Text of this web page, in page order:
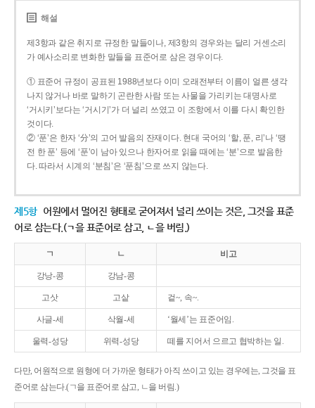
해설
제3항과 같은 취지로 규정한 말들이나, 제3항의 경우와는 달리 거센소리
가 예사소리로 변화한 말들을 표준어로 삼은 경우이다.
① 표준어 규정이 공표된 1988년보다 이미 오래전부터 이름이 얼른 생각
나지 않거나 바로 말하기 곤란한 사람 또는 사물을 가리키는 대명사로
‘거시키’보다는 ‘거시기’가 더 널리 쓰였고 이 조항에서 이를 다시 확인한
것이다.
② ‘푼’은 한자 ‘分’의 고어 발음의 잔재이다. 현대 국어의 ‘할, 푼, 리’나 ‘땡
전 한 푼’ 등에 ‘푼’이 남아 있으나 한자어로 읽을 때에는 ‘분’으로 발음한
다. 따라서 시계의 ‘분침’은 ‘푼침’으로 쓰지 않는다.
제5항 어원에서 멀어진 형태로 굳어져서 널리 쓰이는 것은, 그것을 표준
어로 삼는다.(ㄱ을 표준어로 삼고, ㄴ을 버림.)
ㄱ ㄴ 비고
강낭-콩 강남-콩
고삿 고샅 겉~, 속~.
사글-세 삭월-세 ‘월세’는 표준어임.
울력-성당 위력-성당 떼를 지어서 으르고 협박하는 일.
다만, 어원적으로 원형에 더 가까운 형태가 아직 쓰이고 있는 경우에는, 그것을 표
준어로 삼는다.(ㄱ을 표준어로 삼고, ㄴ을 버림.)